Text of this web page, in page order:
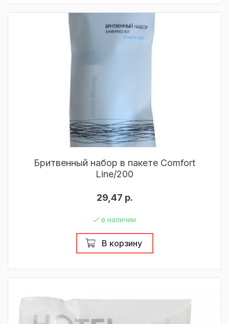
Бритвенный набор в пакете Comfort
Line/200
29,47 р.
в наличии
В корзину